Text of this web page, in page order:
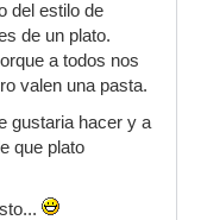
del estilo de
de un plato.
a todos nos
valen una pasta.
gustaria hacer y a
que plato